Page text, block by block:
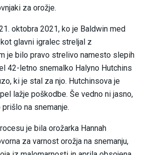
za orožje.
oktobra 2021, ko je Baldwin med
glavni igralec streljal z
je bilo pravo strelivo namesto slepih
42-letno snemalko Halyno Hutchins
ki je stal za njo. Hutchinsova je
lažje poškodbe. Še vedno ni jasno,
na snemanje.
je bila orožarka Hannah
za varnost orožja na snemanju,